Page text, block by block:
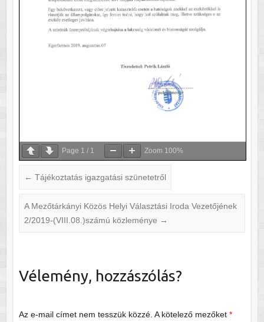
Page 1 / 1 Zoom 100%
← Tájékoztatás igazgatási szünetetről
A Mezőtárkányi Közös Helyi Választási Iroda Vezetőjének
2/2019-(VIII.08.)számú közleménye →
Vélemény, hozzászólás?
Az e-mail címet nem tesszük közzé. A kötelező mezőket *